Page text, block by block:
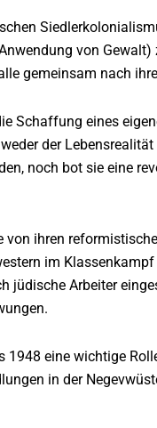
von
gemeinsam nach
Schaffung eines
der
noch bot sie eine
von ihren
im
Arbeiter
1948 eine wichtige
in der